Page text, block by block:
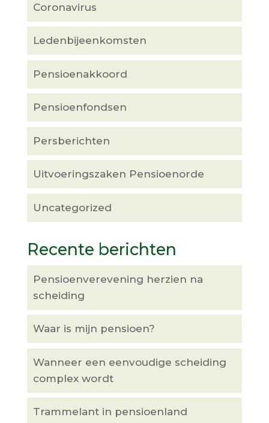
Coronavirus
Ledenbijeenkomsten
Pensioenakkoord
Pensioenfondsen
Persberichten
Uitvoeringszaken Pensioenorde
Uncategorized
Recente berichten
Pensioenverevening herzien na
scheiding
Waar is mijn pensioen?
Wanneer een eenvoudige scheiding
complex wordt
Trammelant in pensioenland